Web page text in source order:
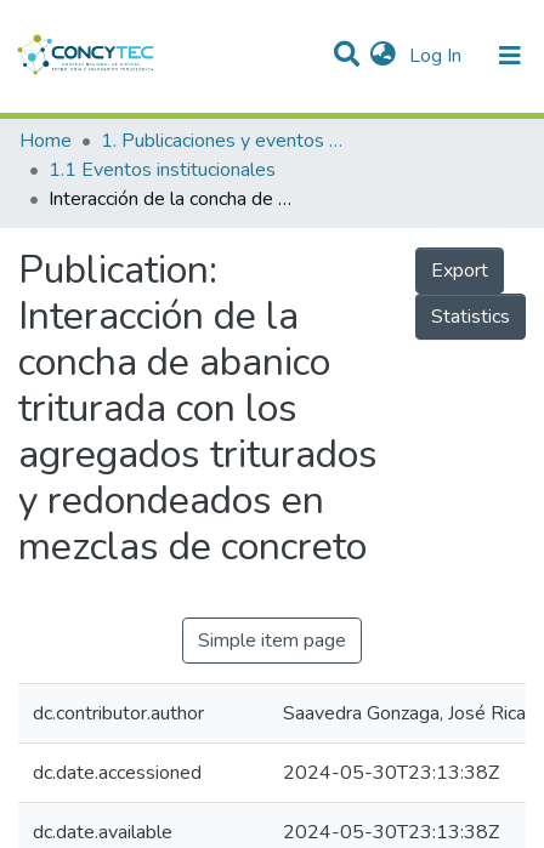
Log In (current)
Communities & Collections
Research Outputs
People
Statistics
Home
1. Publicaciones y eventos institucionales
1.1 Eventos institucionales
Interacción de la concha de abanico triturada con los agregados triturados y redondeados en mezclas de concreto
Publication:
Interacción de la
concha de abanico
triturada con los
agregados triturados
y redondeados en
mezclas de concreto
Export
Statistics
Simple item page
dc.contributor.author Saavedra Gonzaga, José
dc.date.accessioned 2024-05-30T23:13:38Z
dc.date.available 2024-05-30T23:13:38Z